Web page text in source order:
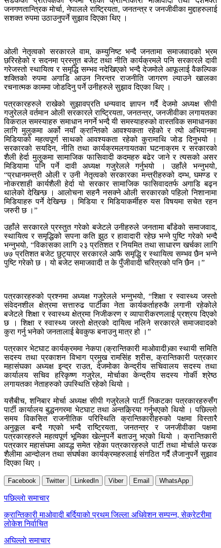
जनगणतान्त्रिक मोर्चा, नेपालले राष्ट्रियता, जनतन्त्र र जनजीवीका मुद्दाहरुलाई
सशक्त रुपमा उठाउनुपर्ने सुझाव दिएका थिए ।
ओली नेतृत्वको सरकारले वाम, कम्युनिष्ट भन्दै जनतामा समाजवादको भ्रम
छरिरहेको र सदनमा प्रस्तुत बजेट तथा नीति कार्यक्रमले पनि सरकारले दावी
गरेजस्तो स्थायित्व र समृद्धि सम्भव नदेखिएको भन्दै देजमोले आफूलाई वैकल्पिक
शक्तिको रुपमा अगाडि आउन निरन्तर राजनीति जागरण ल्याउने खालका
रचनात्मक काममा जोडदिनु पर्ने उनीहरुले सुझाव दिएका थिए ।
पत्रकारहरुले राखेको सुझावप्रति धन्यवाद ज्ञापन गर्दै देजमो अध्यक्ष सीपी
गजुरेलले वर्तमान ओली सरकारले राष्ट्रियता, जनतन्त्र, जनजीवीका लगायतका
विकराल समस्याहरु समाधान नगर्ने भन्दै यी समस्याहरुको वास्तविक समाधानका
लागि मुलुकमा अर्को नयाँ क्रान्तिको आवश्यकता रहेको र त्यो अभियानमा
मिडियाको महत्वपूर्ण साथको आवश्यकता रहेको कुरामाथि जोड दिनुभयो ।
सरकारको सयदिन, नीति तथा कार्यक्रमलगायतका घटनाक्रम र सरकारको
शैली हेर्दा मुलुकमा सामाजिक फासिवादी कदमहरु बढेर जाने र त्यसको असर
मिडियामा पनि पर्ने दावी अध्यक्ष गजुरेलले गर्नुभयो । उहाँले भन्नुभयो,
“प्रधानमन्त्री ओली र उनी नेतृत्वको सरकारका मन्त्रीहरुको दम्भ, घमण्ड र
नोकरशाही कार्यशैली हेर्दा यो सरकार सामाजिक फासिवादतर्फ अगाडि बढ्न
थालेको देखिन्छ । आलोचना सहनै नसक्ने ओली सरकारको पहिलो निशानामा
मिडियाहरु पर्ने देखिन्छ । मिडिया र मिडियाकर्मीहरु यस विषयमा सचेत रहन
जरुरी छ ।”
उहाँले सरकारले प्रस्तुत गरेको बजेटले उनीहरुले जनतामा बाँडेको समाजवाद,
स्थायित्व र समृद्धिको सपना कति झुठ र हावादारी रहेछ भन्ने पुष्टि गरेको भन्दै
भन्नुभयो, “विकासका लागि २३ प्रतिशत र नियमित तथा साधारण खर्चका लागि
७७ प्रतिशत बजेट छुट्याएर सरकारले आफै समृद्धि र स्थायित्व सम्भव छैन भन्ने
पुष्टि गरेको छ । यो बजेट समाजवादी त के पुँजीवादी चरित्रको पनि छैन ।”
पत्रकारहरुको प्रश्नमा अध्यक्ष गजुरेलले भन्नुभयो, “शिक्षा र स्वास्थ्य जस्तो
संवेदनशील क्षेत्रमा सत्तारुढ पार्टीका नेता कार्यकर्ताहरुकै लगानी रहेकोले
बजेटले शिक्षा र स्वास्थ्य क्षेत्रमा निजीकरण र व्यापारीकरणलाई प्रश्रय दिएको
छ । शिक्षा र स्वास्थ्य जस्तो क्षेत्रको दायित्व नलिने सरकारले समाजवादको
कुरा गर्नु भनेको जनतालाई बेवकुफ बनाउनु मात्र हो ।”
पत्रकार भेटघाट कार्यक्रममा नेकपा (क्रान्तिकारी माओवादी)का स्थायी समिति
सदस्य तथा प्रकाशन विभाग प्रमुख रामसिंह श्रीस, क्रान्तिकारी पत्रकार
महासंघका अध्यक्ष इन्द्र राउत, देजमोका केन्द्रीय सचिवालय सदस्य तथा
कार्यालय सचिव हरिकृष्ण गजुरेल, मोर्चाका केन्द्रीय सदस्य गोर्की श्रेष्ठ
लगायतका नेताहरुको उपस्थिति रहेको थियो ।
यसैबीच, शनिबार मोर्चा अध्यक्ष सीपी गजुरेलले पार्टी निकटका पत्रकारहरुसँग
पार्टी कार्यालय बुद्धनगरमा भेटघाट तथा अन्तक्र्रिया गर्नुभएको थियो । पछिल्लो
समय विकसित राजनीतिक परिस्थिति क्रान्तिकारीहरुको पक्षमा विस्तारै
अनुकूल बन्दै गएको भन्दै राष्ट्रियता, जनतन्त्र र जनजीवीका पक्षमा
पत्रकारहरुले महत्वपूर्ण भूमिका खेल्नुपर्ने बताउनु भएको थियो । क्रान्तिकारी
पत्रकार महासंघमा आवद्ध समेत रहेका पत्रकारहरुले पार्टी तथा मोर्चाले फरक
शैलीमा आन्दोलन तथा संघर्षका कार्यक्रमहरुलाई संगठित गर्दै लैजानुपर्ने सुझाव
दिएका थिए ।
Facebook Twitter LinkedIn Viber Email WhatsApp
Post
navigation
पछिल्लाे समाचार
क्रान्तिकारी माओवादी बर्दियाको प्रथम जिल्ला अधिवेशन सम्पन्न, सेक्रेटरीमा
लोकेश निर्वाचित
अघिल्लाे समाचार